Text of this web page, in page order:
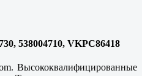
538004710, VKPC86418
Высококвалифицированные